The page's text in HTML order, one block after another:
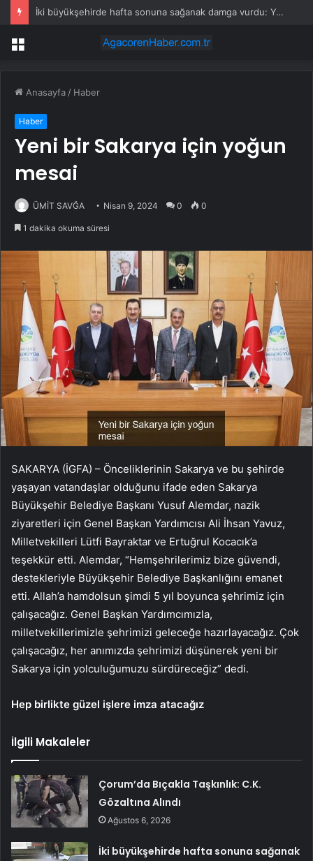
İki büyükşehirde hafta sonuna sağanak damga vurdu: Yollar kapandı, araçlar mahsur kaldı
Menü
Anasayfa / Haber
Haber
Yeni bir Sakarya için yoğun
mesai
ÜMİT SAVĞA Nisan 9, 2024 0 0
1 dakika okuma süresi
SAKARYA (İGFA) – Önceliklerinin Sakarya ve bu şehirde
yaşayan vatandaşlar olduğunu ifade eden Sakarya
Büyükşehir Belediye Başkanı Yusuf Alemdar, nazik
ziyaretleri için Genel Başkan Yardımcısı Ali İhsan Yavuz,
Milletvekilleri Lütfi Bayraktar ve Ertuğrul Kocacık’a
teşekkür etti. Alemdar, “Hemşehrilerimiz bize güvendi,
destekleriyle Büyükşehir Belediye Başkanlığını emanet
etti. Allah’a hamdolsun şimdi 5 yıl boyunca şehrimiz için
çalışacağız. Genel Başkan Yardımcımızla,
milletvekillerimizle şehrimizi geleceğe hazırlayacağız. Çok
çalışacağız, her anımızda şehrimizi düşünerek yeni bir
Sakarya için yolculuğumuzu sürdüreceğiz” dedi.
Hep birlikte güzel işlere imza atacağız
İlgili Makaleler
Çorum’da Bıçakla Taşkınlık: C.K.
Gözaltına Alındı
Ağustos 6, 2026
İki büyükşehirde hafta sonuna sağanak